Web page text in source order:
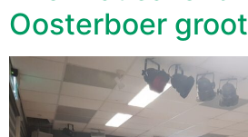
Oosterboer